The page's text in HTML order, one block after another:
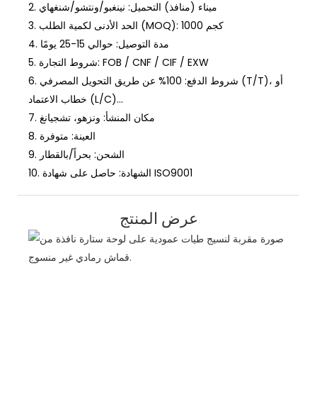
2. ميناء (منافذ) التحميل: نينغبو/ونتشو/شنغهاي
3.
الحد الأدنى لكمية الطلب (MOQ): 1000 كجم
4.
مدة التوصيل: حوالي 15-25 يومًا
5.
شروط التجارة: FOB / CNF / CIF / EXW
6.
خطاب الاعتماد (L/C)...
7. مكان المنشأ: ونزهو، تشجيانغ
8. العينة: متوفرة
9. الشحن: بحراً/بالقطار
10.
الشهادة: حاصل على شهادة ISO9001
عرض المنتج